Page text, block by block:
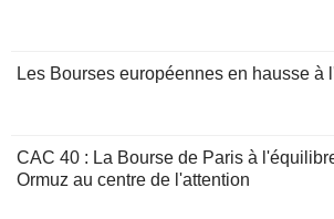
Les Bourses européennes en hausse à
CAC 40 : La Bourse de Paris à
Ormuz au centre de l'attention